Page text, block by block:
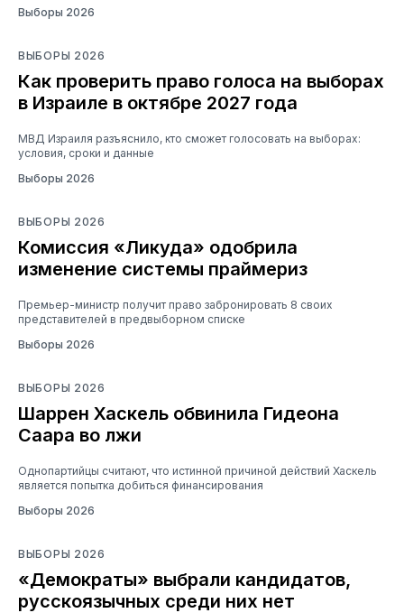
Выборы 2026
ВЫБОРЫ 2026
Как проверить право голоса на выборах
в Израиле в октябре 2027 года
МВД Израиля разъяснило, кто сможет голосовать на выборах:
условия, сроки и данные
Выборы 2026
ВЫБОРЫ 2026
Комиссия «Ликуда» одобрила
изменение системы праймериз
Премьер-министр получит право забронировать 8 своих
представителей в предвыборном списке
Выборы 2026
ВЫБОРЫ 2026
Шаррен Хаскель обвинила Гидеона
Саара во лжи
Однопартийцы считают, что истинной причиной действий Хаскель
является попытка добиться финансирования
Выборы 2026
ВЫБОРЫ 2026
«Демократы» выбрали кандидатов,
русскоязычных среди них нет